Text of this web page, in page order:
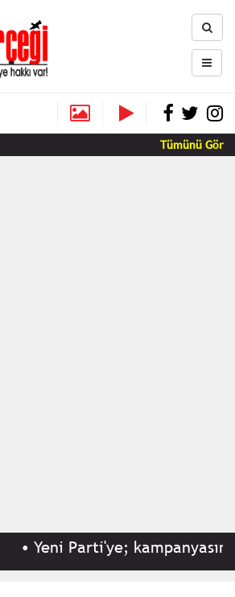
Tümünü Gör
Yeni Parti'ye; kampanyasının